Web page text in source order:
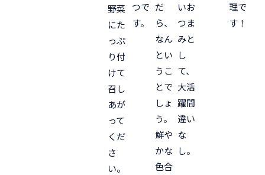
野菜
にた
っぷ
り付
けて
召し
あが
って
くだ
さ
い。
つで
す。
だ
ら、
なん
とい
うこ
とで
しょ
う。
鮮や
かな
色合
いお
つま
みと
し
て、
大活
躍間
違い
な
し。
理で
す！